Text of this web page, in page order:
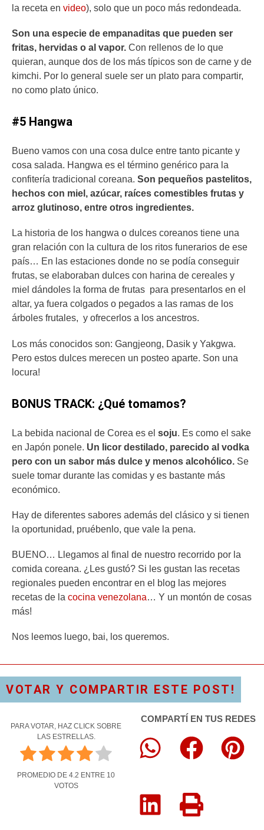
la receta en video), solo que un poco más redondeada.
Son una especie de empanaditas que pueden ser
fritas, hervidas o al vapor. Con rellenos de lo que
quieran, aunque dos de los más típicos son de carne y de
kimchi. Por lo general suele ser un plato para compartir,
no como plato único.
#5 Hangwa
Bueno vamos con una cosa dulce entre tanto picante y
cosa salada. Hangwa es el término genérico para la
confitería tradicional coreana. Son pequeños pastelitos,
hechos con miel, azúcar, raíces comestibles frutas y
arroz glutinoso, entre otros ingredientes.
La historia de los hangwa o dulces coreanos tiene una
gran relación con la cultura de los ritos funerarios de ese
país… En las estaciones donde no se podía conseguir
frutas, se elaboraban dulces con harina de cereales y
miel dándoles la forma de frutas para presentarlos en el
altar, ya fuera colgados o pegados a las ramas de los
árboles frutales, y ofrecerlos a los ancestros.
Los más conocidos son: Gangjeong, Dasik y Yakgwa.
Pero estos dulces merecen un posteo aparte. Son una
locura!
BONUS TRACK: ¿Qué tomamos?
La bebida nacional de Corea es el soju. Es como el sake
en Japón ponele. Un licor destilado, parecido al vodka
pero con un sabor más dulce y menos alcohólico. Se
suele tomar durante las comidas y es bastante más
económico.
Hay de diferentes sabores además del clásico y si tienen
la oportunidad, pruébenlo, que vale la pena.
BUENO… Llegamos al final de nuestro recorrido por la
comida coreana. ¿Les gustó? Si les gustan las recetas
regionales pueden encontrar en el blog las mejores
recetas de la cocina venezolana… Y un montón de cosas
más!
Nos leemos luego, bai, los queremos.
VOTAR Y COMPARTIR ESTE POST!
PARA VOTAR, HAZ CLICK SOBRE
LAS ESTRELLAS.
PROMEDIO DE 4.2 ENTRE 10
VOTOS
COMPARTÍ EN TUS REDES